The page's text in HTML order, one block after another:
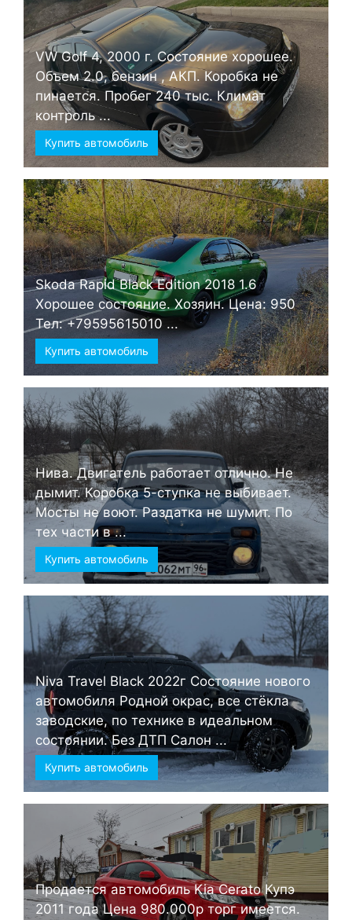
VW Golf 4, 2000 г. Состояние хорошее.
Объем 2.0, бензин , АКП. Коробка не
пинается. Пробег 240 тыс. Климат
контроль ...
Купить автомобиль
Skoda Rapid Black Edition 2018 1.6
Хорошее состояние. Хозяин. Цена: 950
Тел: +79595615010 ...
Купить автомобиль
Нива. Двигатель работает отлично. Не
дымит. Коробка 5-ступка не выбивает.
Мосты не воют. Раздатка не шумит. По
тех части в ...
Купить автомобиль
Niva Travel Black 2022г Состояние нового
автомобиля Родной окрас, все стёкла
заводские, по технике в идеальном
состоянии. Без ДТП Салон ...
Купить автомобиль
Продается автомобиль Kia Cerato Купэ
2011 года Цена 980.000р торг имеется.